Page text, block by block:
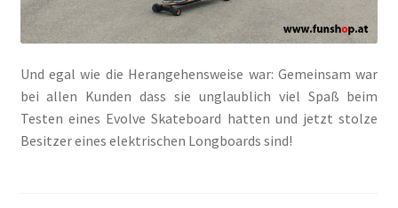
Und egal wie die Herangehensweise war: Gemeinsam war
bei allen Kunden dass sie unglaublich viel Spaß beim
Testen eines Evolve Skateboard hatten und jetzt stolze
Besitzer eines elektrischen Longboards sind!